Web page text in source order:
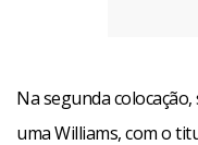
Na segunda
uma Williams, com o